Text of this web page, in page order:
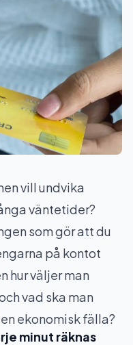
vill undvika
väntetider?
som gör att du
på kontot
hur väljer man
vad ska man
ekonomisk fälla?
minut räknas